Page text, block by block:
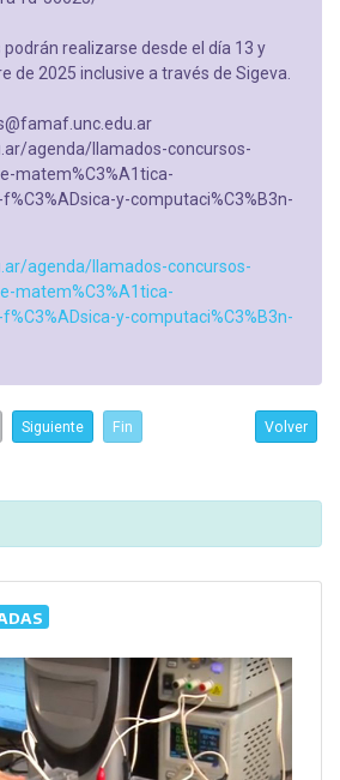
realizarse desde el día 13 y
de 2025 inclusive a través de Sigeva.
agenda/llamados-concursos-
matem%C3%A1tica-
y-computaci%C3%B3n-
agenda/llamados-concursos-
matem%C3%A1tica-
y-computaci%C3%B3n-
Siguiente Fin Volver